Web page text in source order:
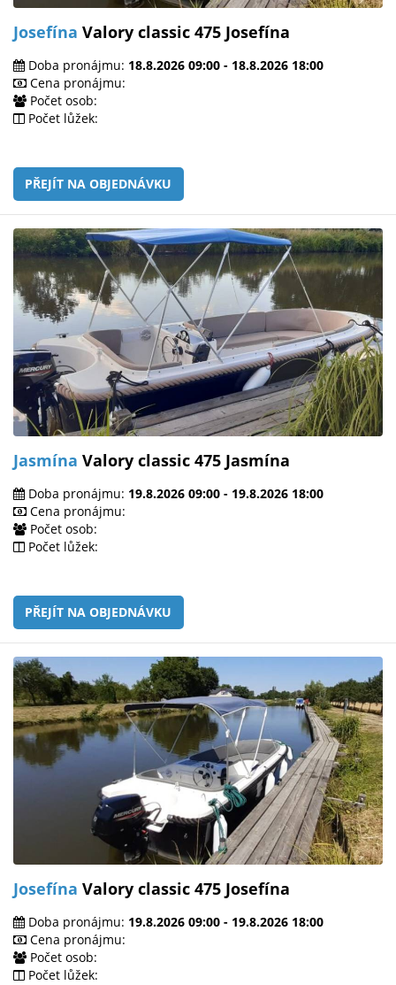
Josefína Valory classic 475 Josefína
Doba pronájmu: 18.8.2026 09:00 - 18.8.2026 18:00
Cena pronájmu:
Počet osob:
Počet lůžek:
PŘEJÍT NA OBJEDNÁVKU
Jasmína Valory classic 475 Jasmína
Doba pronájmu: 19.8.2026 09:00 - 19.8.2026 18:00
Cena pronájmu:
Počet osob:
Počet lůžek:
PŘEJÍT NA OBJEDNÁVKU
Josefína Valory classic 475 Josefína
Doba pronájmu: 19.8.2026 09:00 - 19.8.2026 18:00
Cena pronájmu:
Počet osob:
Počet lůžek: